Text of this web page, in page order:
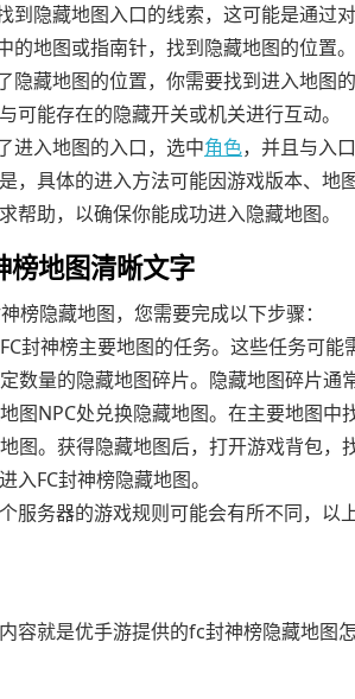
到隐藏地图入口的线索，这可能是通过
的地图或指南针，找到隐藏地图的位置
隐藏地图的位置，你需要找到进入地图
可能存在的隐藏开关或机关进行互动。
进入地图的入口，选中角色，并且与入
，具体的进入方法可能因游戏版本、
帮助，以确保你能成功进入隐藏地图。
榜地图清晰文字
榜隐藏地图，您需要完成以下步骤：
封神榜主要地图的任务。这些任务可
数量的隐藏地图碎片。隐藏地图碎片通
图NPC处兑换隐藏地图。在主要地图中
图。获得隐藏地图后，打开游戏背包
入FC封神榜隐藏地图。
服务器的游戏规则可能会有所不同，
容就是优手游提供的fc封神榜隐藏地图